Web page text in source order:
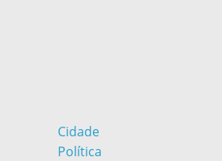
Cidade
Política